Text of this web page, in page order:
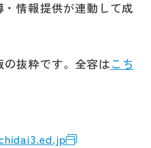
情報提供が連動して成
抜粋です。全容はこち